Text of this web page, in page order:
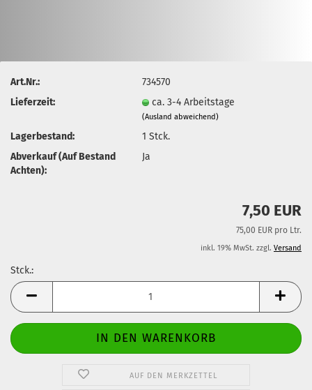
Art.Nr.:
734570
Lieferzeit:
ca. 3-4 Arbeitstage
(Ausland abweichend)
Lagerbestand: 1Stck.
Abverkauf (Auf Bestand
Achten):
Ja
7,50 EUR
75,00 EUR pro Ltr.
inkl. 19% MwSt. zzgl. Versand
Stck.:
Stck.
AUF DEN MERKZETTEL